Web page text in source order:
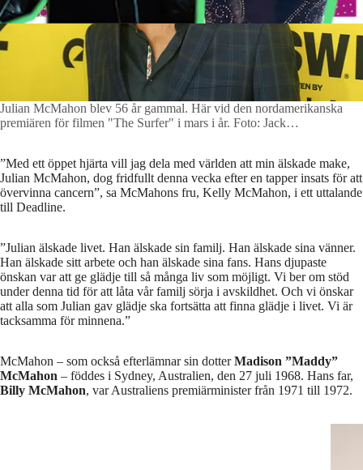
Julian McMahon blev 56 år gammal. Här vid den nordamerikanska
premiären för filmen "The Surfer" i mars i år. Foto: Jack
”Med ett öppet hjärta vill jag dela med världen att min älskade make,
Julian McMahon, dog fridfullt denna vecka efter en tapper insats för att
övervinna cancern”, sa McMahons fru, Kelly McMahon, i ett uttalande
till Deadline.
”Julian älskade livet. Han älskade sin familj. Han älskade sina vänner.
Han älskade sitt arbete och han älskade sina fans. Hans djupaste
önskan var att ge glädje till så många liv som möjligt. Vi ber om stöd
under denna tid för att låta vår familj sörja i avskildhet. Och vi önskar
att alla som Julian gav glädje ska fortsätta att finna glädje i livet. Vi är
tacksamma för minnena.”
McMahon – som också efterlämnar sin dotterMadison ”Maddy”
McMahon – föddes i Sydney, Australien, den 27 juli 1968. Hans far,
Billy McMahon, var Australiens premiärminister från 1971 till 1972.